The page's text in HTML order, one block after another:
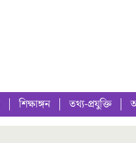
শিক্ষাঙ্গন তথ্য-প্রযুক্তি